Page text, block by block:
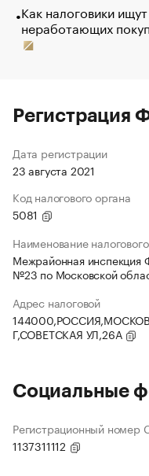
Как налоговики
неработающих
Регистрация
Дата регистрации
23 августа 2021
Код налогового органа
5081
Наименование
Межрайонная инспекция
№23 по Московской
Адрес налоговой
Г,СОВЕТСКАЯ УЛ,26А
Социальные
Регистрационный номер
1137311112